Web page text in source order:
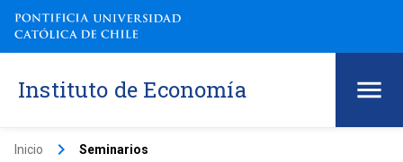
Instituto de Economía
Inicio keyboard_arrow_right Seminarios